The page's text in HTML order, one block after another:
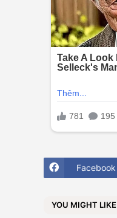
Facebook
YOU MIGHT LIKE